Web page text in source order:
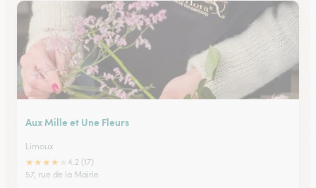
Aux Mille et Une Fleurs
Limoux
★★★★
4.2 (17)
57, rue de la Mairie